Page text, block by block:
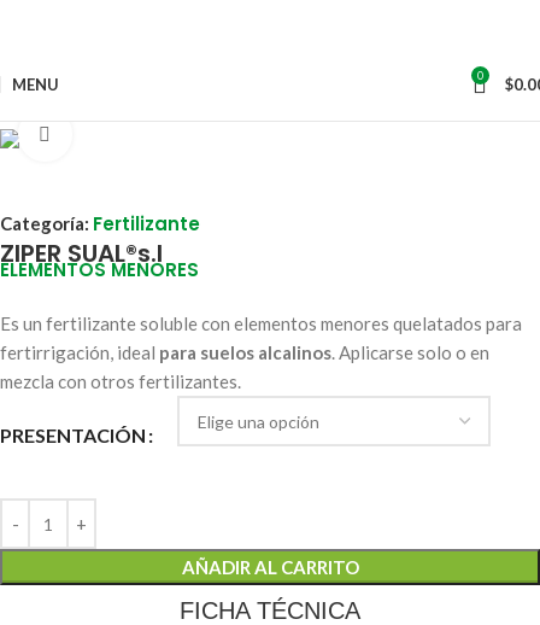
MENU 0 $
Categoría: Fertilizante
ZIPER SUAL®s.l
ELEMENTOS MENORES
Es un fertilizante soluble con elementos menores quelatados para
fertirrigación, ideal para suelos alcalinos. Aplicarse solo o en
mezcla con otros fertilizantes.
PRESENTACIÓN
AÑADIR AL CARRITO
FICHA TÉCNICA